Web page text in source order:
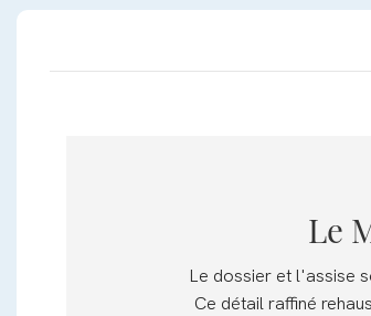
Le
Le dossier et l'assise
Ce détail raffiné